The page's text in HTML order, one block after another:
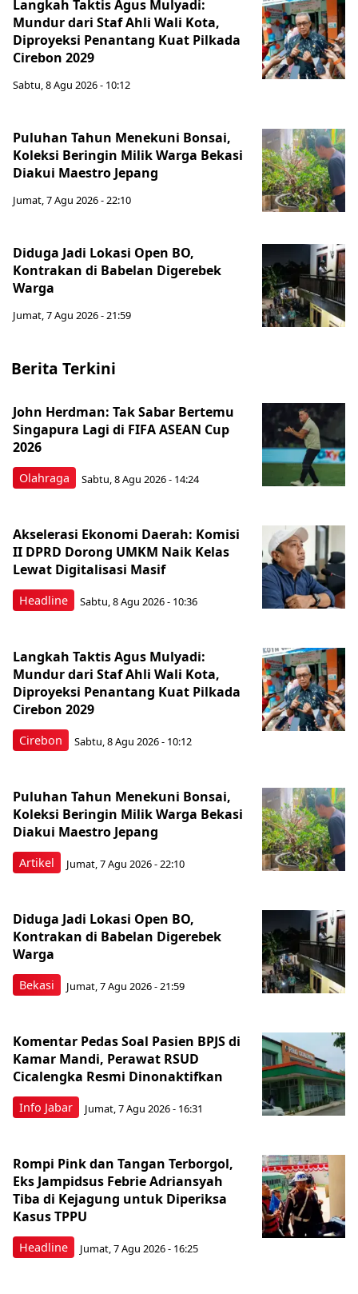
Langkah Taktis Agus Mulyadi:
Mundur dari Staf Ahli Wali Kota,
Diproyeksi Penantang Kuat Pilkada
Cirebon 2029
Sabtu, 8 Agu 2026 - 10:12
Puluhan Tahun Menekuni Bonsai,
Koleksi Beringin Milik Warga Bekasi
Diakui Maestro Jepang
Jumat, 7 Agu 2026 - 22:10
Diduga Jadi Lokasi Open BO,
Kontrakan di Babelan Digerebek
Warga
Jumat, 7 Agu 2026 - 21:59
Berita Terkini
Olahraga
John Herdman: Tak Sabar Bertemu
Singapura Lagi di FIFA ASEAN Cup
2026
Sabtu, 8 Agu 2026 - 14:24
Headline
Akselerasi Ekonomi Daerah: Komisi
II DPRD Dorong UMKM Naik Kelas
Lewat Digitalisasi Masif
Sabtu, 8 Agu 2026 - 10:36
Cirebon
Langkah Taktis Agus Mulyadi:
Mundur dari Staf Ahli Wali Kota,
Diproyeksi Penantang Kuat Pilkada
Cirebon 2029
Sabtu, 8 Agu 2026 - 10:12
Artikel
Puluhan Tahun Menekuni Bonsai,
Koleksi Beringin Milik Warga Bekasi
Diakui Maestro Jepang
Jumat, 7 Agu 2026 - 22:10
Bekasi
Diduga Jadi Lokasi Open BO,
Kontrakan di Babelan Digerebek
Warga
Jumat, 7 Agu 2026 - 21:59
Info Jabar
Komentar Pedas Soal Pasien BPJS di
Kamar Mandi, Perawat RSUD
Cicalengka Resmi Dinonaktifkan
Jumat, 7 Agu 2026 - 16:31
Headline
Rompi Pink dan Tangan Terborgol,
Eks Jampidsus Febrie Adriansyah
Tiba di Kejagung untuk Diperiksa
Kasus TPPU
Jumat, 7 Agu 2026 - 16:25